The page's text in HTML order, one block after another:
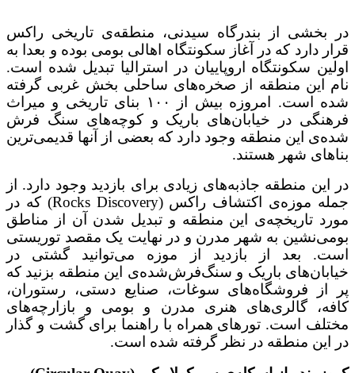
در بخشی از بندرگاه سیدنی، منطقه‌ی تاریخی راکس
قرار دارد که در آغاز سکونتگاه اهالی بومی بوده و بعدا به
اولین سکونتگاه اروپاییان در استرالیا تبدیل شده است.
نام این منطقه از صخره‌های ساحلی بخش غربی گرفته
شده است. امروزه بیش از ۱۰۰ بنای تاریخی و میراث
فرهنگی در خیابان‌های باریک و کوچه‌های سنگ فرش
شده‌ی این منطقه وجود دارد که بعضی از آنها قدیمی‌ترین
بناهای شهر هستند.
در این منطقه جاذبه‌های زیادی برای بازدید وجود دارد. از
جمله موزه‌ی اکتشاف راکس (Rocks Discovery) که در
مورد تاریخچه‌ی این منطقه و تبدیل شدن آن از مناطق
بومی‌نشین به شهر مدرن و در نهایت یک مقصد توریستی
است. بعد از بازدید از موزه می‌توانید گشتی در
خیابان‌های باریک و سنگ‌فرش‌شده‌ی این منطقه بزنید که
پر از فروشگاه‌های سوغات، صنایع دستی، رستوران،
کافه، گالری‌های هنری مدرن و بومی و بازارچه‌های
مختلف است. تورهای همراه با راهنما برای گشت و گذار
در این منطقه در نظر گرفته شده است.